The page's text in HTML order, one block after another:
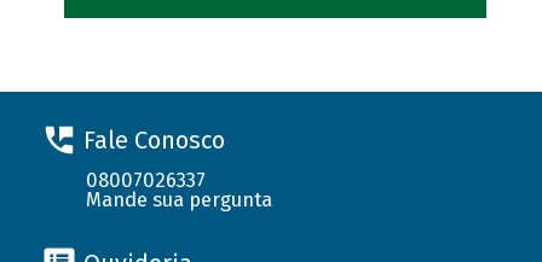
Fale Conosco
08007026337
Mande sua pergunta